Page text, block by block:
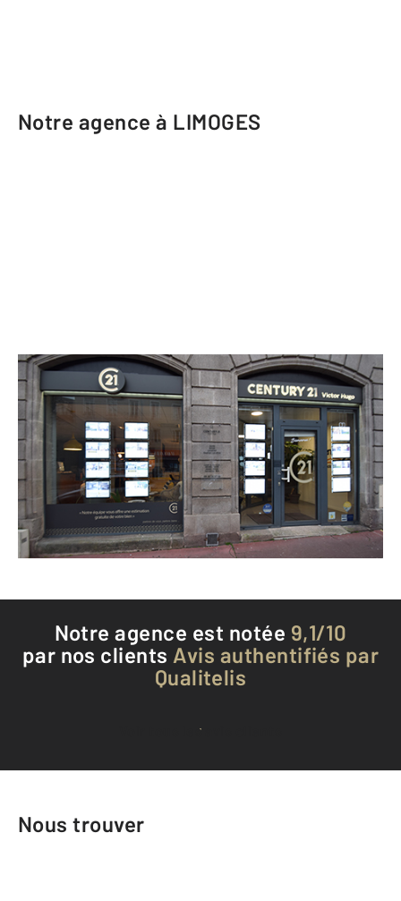
Notre agence à LIMOGES
CENTURY 21 Victor Hugo
7 boulevard Victor Hugo
LIMOGES - 87000
Envoyer un message
Téléphoner à l'agence
Notre agence est notée 9,1/10
par nos clients Avis authentifiés par
Qualitelis
Voir tous les avis clients
Nous trouver